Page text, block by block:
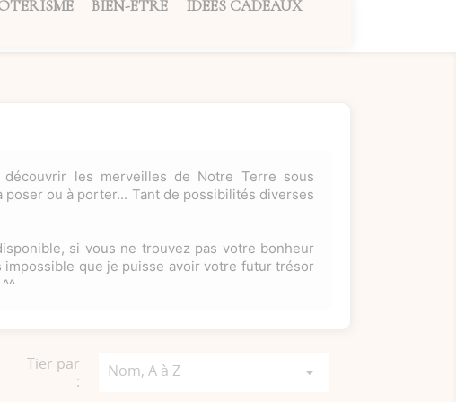
BIEN-ÊTRE IDÉES CADEAUX
les merveilles de Notre Terre sous
ou à porter... Tant de possibilités diverses
si vous ne trouvez pas votre bonheur
que je puisse avoir votre futur trésor
Tier par
:
Nom, A à Z 